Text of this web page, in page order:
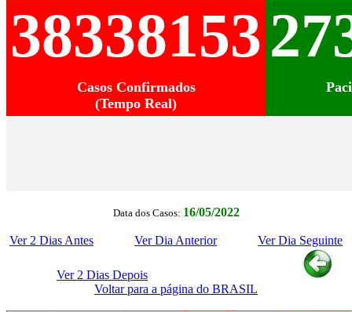
38338153
Casos Confirmados
(Tempo Real)
Data dos Casos: 16/05/2022
Ver 2 Dias Antes Ver Dia Anterior Ver Dia Seguinte
Ver 2 Dias Depois
Voltar para a página do BRASIL